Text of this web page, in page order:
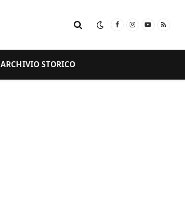
FacebookInstagram
YouTube
RSS
ARCHIVIO STORICO